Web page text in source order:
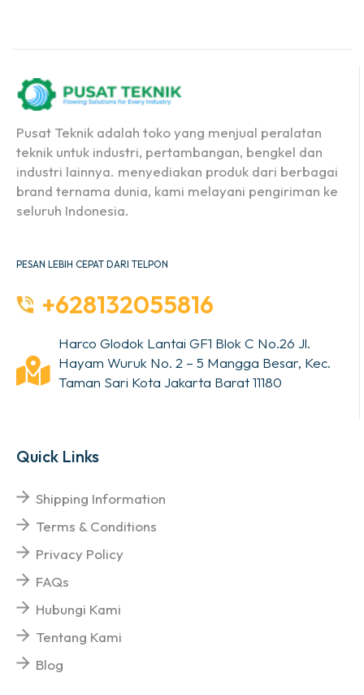
Pusat Teknik adalah toko yang menjual peralatan
teknik untuk industri, pertambangan, bengkel dan
industri lainnya. menyediakan produk dari berbagai
brand ternama dunia, kami melayani pengiriman ke
seluruh Indonesia.
PESAN LEBIH CEPAT DARI TELPON
+628132055816
Harco Glodok Lantai GF1 Blok C No.26 Jl.
Hayam Wuruk No. 2 – 5 Mangga Besar, Kec.
Taman Sari Kota Jakarta Barat 11180
Quick Links
Shipping Information
Terms & Conditions
Privacy Policy
FAQs
Hubungi Kami
Tentang Kami
Blog